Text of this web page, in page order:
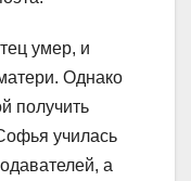
умер, и
Однако
получить
училась
а